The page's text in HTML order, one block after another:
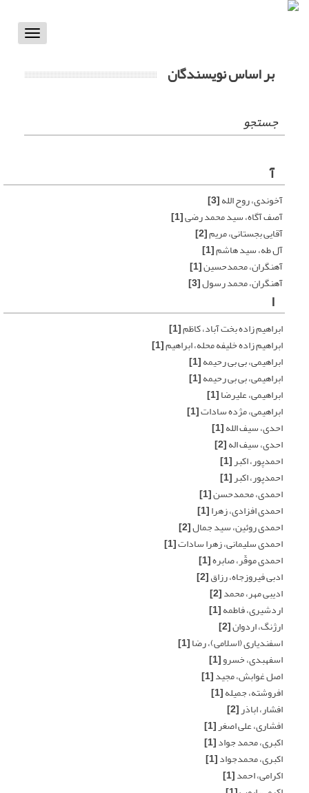
Toggle
بر اساس نویسندگان
جستجو
آ
آخوندی، روح الله[3]
آصف آگاه، سید محمد رضی[1]
آقایی بجستانی، مریم[2]
آل طه، سید هاشم[1]
آهنگران، محمدحسین[1]
آهنگران، محمد رسول[3]
ا
ابراهیم زاده بخت آباد، کاظم[1]
ابراهیم زاده خلیفه محله، ابراهیم[1]
ابراهیمی، بی بی رحیمه[1]
ابراهیمی، بی بی رحیمه[1]
ابراهیمی، علیرضا[1]
ابراهیمی، مژده سادات[1]
احدی، سیف الله[1]
احدی، سیف اله[2]
احمدپور، اکبر[1]
احمدپور، اکبر[1]
احمدی، محمدحسن[1]
احمدی افزادی، زهرا[1]
احمدی روئین، سید جمال[2]
احمدی سلیمانی، زهرا سادات[1]
احمدی موقّر، صابره[1]
ادبی فیروزجاه، رزاق[2]
ادیبی مهر، محمد[2]
اردشیری، فاطمه[1]
ارژنگ، اردوان[2]
اسفندیاری (اسلامی)، رضا[1]
اسفهبدی، خسرو[1]
اصل غوابش، مجید[1]
افروشته، جمیله[1]
افشار، اباذر[2]
افشاری، علی اصغر[1]
اکبری، محمد جواد[1]
اکبری، محمدجواد[1]
اکرامی، احمد[1]